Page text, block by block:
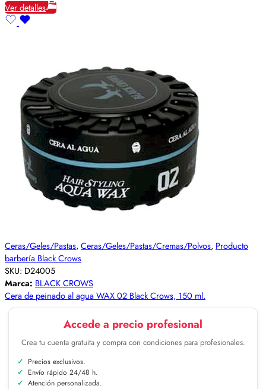
Ver detalles
Ceras/Geles/Pastas, Ceras/Geles/Pastas/Cremas/Polvos, Producto
barbería Black Crows
SKU: D24005
Marca: BLACK CROWS
Cera de peinado al agua WAX 02 Black Crows, 150 ml.
Accede a precio profesional
Crea tu cuenta gratuita y compra con condiciones para profesionales.
Precios exclusivos.
Envío rápido 24/48 h.
Atención personalizada.